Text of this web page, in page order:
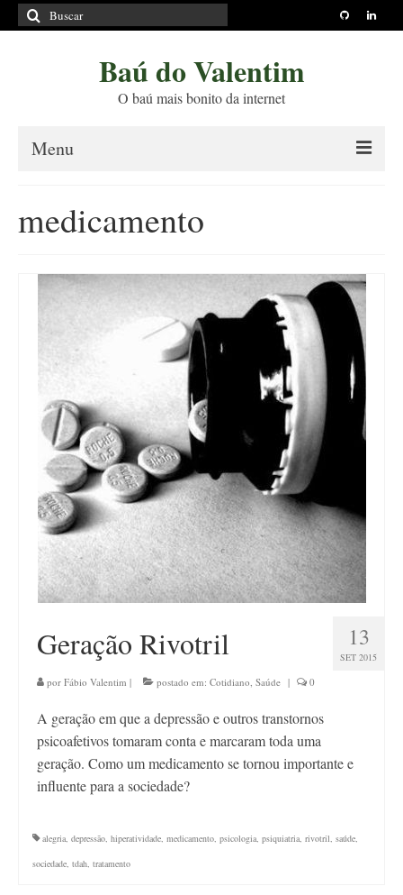
Buscar
por:
Baú do Valentim
O baú mais bonito da internet
Menu
Princípios Editoriais
Políticas e Termos
Projetos
Blog
Contato
medicamento
13
SET 2015
Geração Rivotril
por Fábio Valentim | postado em: Cotidiano, Saúde | 0
A geração em que a depressão e outros transtornos
psicoafetivos tomaram conta e marcaram toda uma
geração. Como um medicamento se tornou importante e
influente para a sociedade?
alegria, depressão, hiperatividade, medicamento, psicologia, psiquiatria, rivotril, saúde,
sociedade, tdah, tratamento